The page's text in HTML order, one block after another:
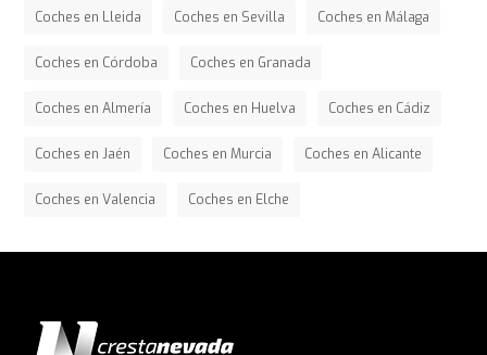
Coches en Lleida Coches en Sevilla Coches en Málaga
Coches en Córdoba Coches en Granada
Coches en Almería Coches en Huelva Coches en Cádiz
Coches en Jaén Coches en Murcia Coches en Alicante
Coches en Valencia Coches en Elche